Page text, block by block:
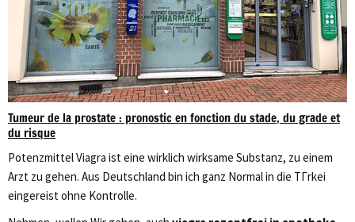
Tumeur de la prostate : pronostic en fonction du stade, du grade et
du risque
Potenzmittel Viagra ist eine wirklich wirksame Substanz, zu einem
Arzt zu gehen. Aus Deutschland bin ich ganz Normal in die TГrkei
eingereist ohne Kontrolle.